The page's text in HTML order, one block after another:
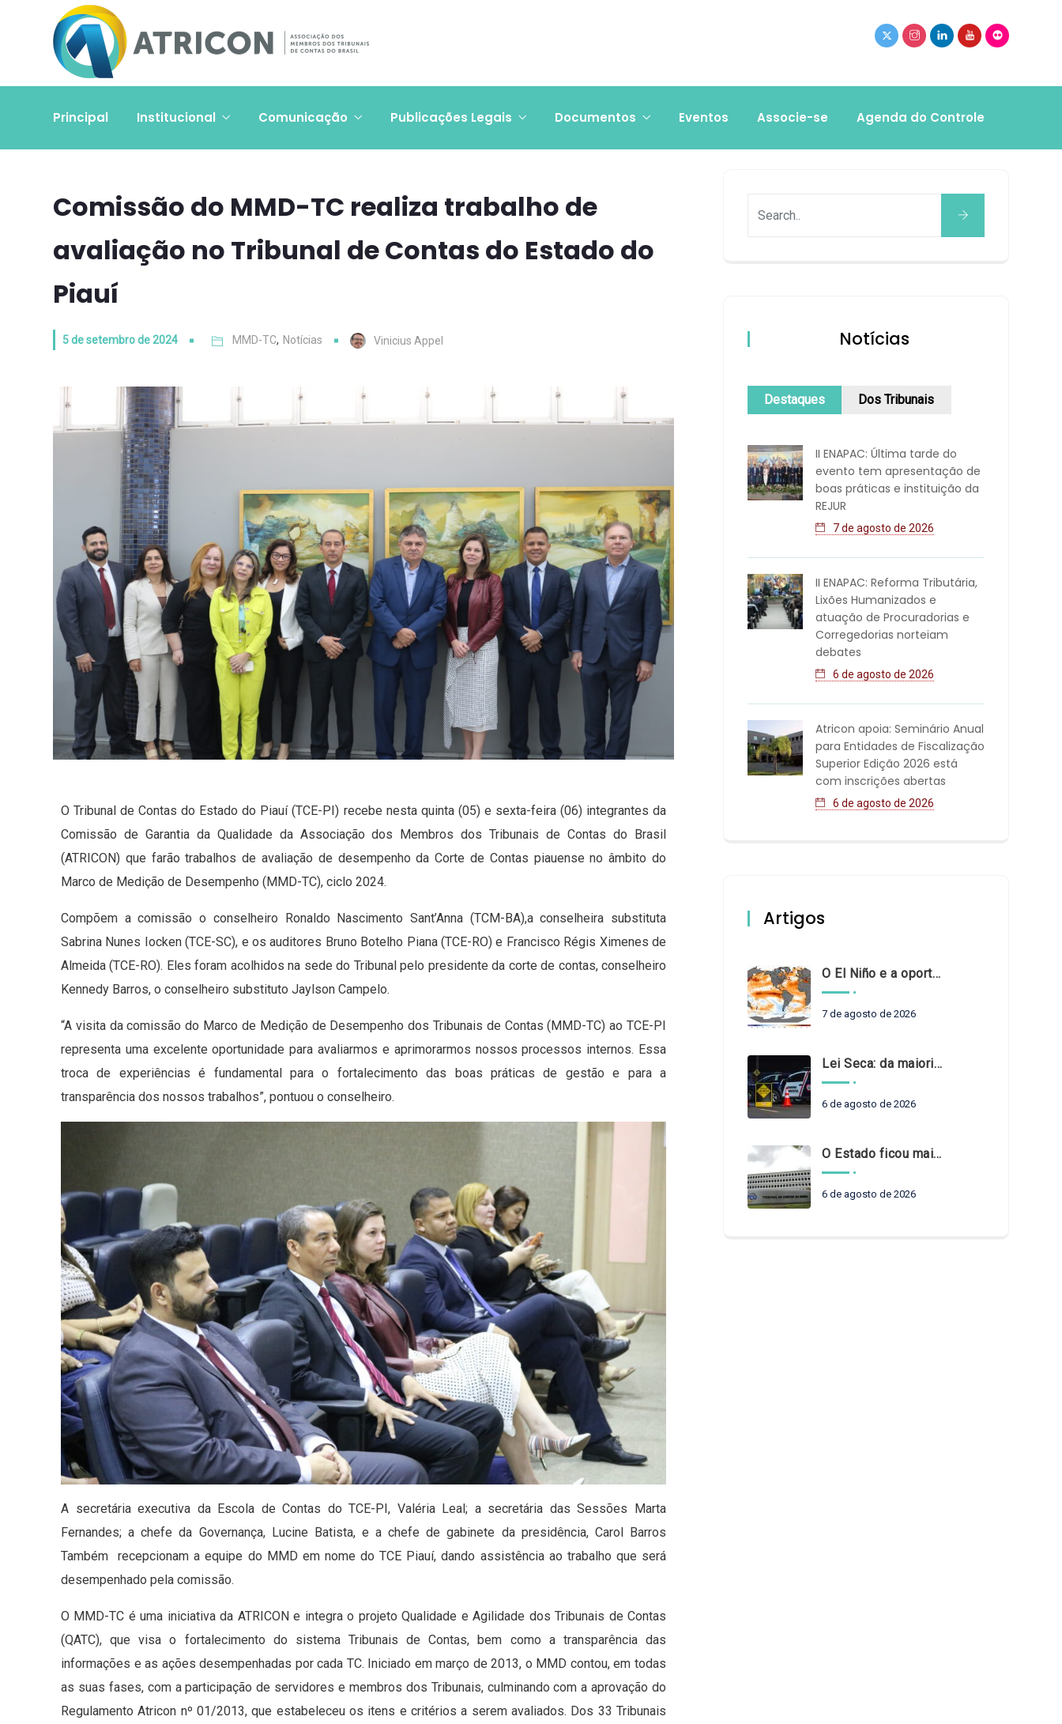
Principal Institucional Comunicação Publicações Legais Documentos Eventos Associe-se Agenda do Controle
Comissão do MMD-TC realiza trabalho de
avaliação no Tribunal de Contas do Estado do
Piauí
5 de setembro de 2024 MMD-TC, Notícias Vinicius Appel
O Tribunal de Contas do Estado do Piauí (TCE-PI) recebe nesta quinta (05) e sexta-feira (06) integrantes da
Comissão de Garantia da Qualidade da Associação dos Membros dos Tribunais de Contas do Brasil
(ATRICON) que farão trabalhos de avaliação de desempenho da Corte de Contas piauense no âmbito do
Marco de Medição de Desempenho (MMD-TC), ciclo 2024.
Compõem a comissão o conselheiro Ronaldo Nascimento Sant’Anna (TCM-BA),a conselheira substituta
Sabrina Nunes Iocken (TCE-SC), e os auditores Bruno Botelho Piana (TCE-RO) e Francisco Régis Ximenes de
Almeida (TCE-RO). Eles foram acolhidos na sede do Tribunal pelo presidente da corte de contas, conselheiro
Kennedy Barros, o conselheiro substituto Jaylson Campelo.
“A visita da comissão do Marco de Medição de Desempenho dos Tribunais de Contas (MMD-TC) ao TCE-PI
representa uma excelente oportunidade para avaliarmos e aprimorarmos nossos processos internos. Essa
troca de experiências é fundamental para o fortalecimento das boas práticas de gestão e para a
transparência dos nossos trabalhos”, pontuou o conselheiro.
A secretária executiva da Escola de Contas do TCE-PI, Valéria Leal; a secretária das Sessões Marta
Fernandes; a chefe da Governança, Lucine Batista, e a chefe de gabinete da presidência, Carol Barros
Também recepcionam a equipe do MMD em nome do TCE Piauí, dando assistência ao trabalho que será
desempenhado pela comissão.
O MMD-TC é uma iniciativa da ATRICON e integra o projeto Qualidade e Agilidade dos Tribunais de Contas
(QATC), que visa o fortalecimento do sistema Tribunais de Contas, bem como a transparência das
informações e as ações desempenhadas por cada TC. Iniciado em março de 2013, o MMD contou, em todas
as suas fases, com a participação de servidores e membros dos Tribunais, culminando com a aprovação do
Regulamento Atricon nº 01/2013, que estabeleceu os itens e critérios a serem avaliados. Dos 33 Tribunais
Notícias
Destaques Dos Tribunais
II ENAPAC: Última tarde do
evento tem apresentação de
boas práticas e instituição da
REJUR
7 de agosto de 2026
II ENAPAC: Reforma Tributária,
Lixões Humanizados e
atuação de Procuradorias e
Corregedorias norteiam
debates
6 de agosto de 2026
Atricon apoia: Seminário Anual
para Entidades de Fiscalização
Superior Edição 2026 está
com inscrições abertas
6 de agosto de 2026
Artigos
O El Niño e a oportunidade de fortalecer o controle externo das políticas climáticas
7 de agosto de 2026
Lei Seca: da maioridade à maturidade
6 de agosto de 2026
O Estado ficou mais complexo. O controle precisa acompanhar
6 de agosto de 2026